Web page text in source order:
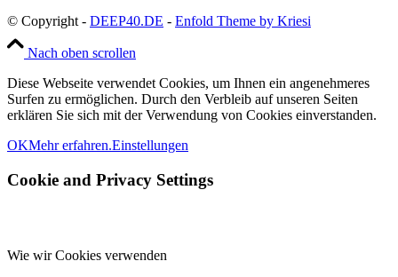
© Copyright - DEEP40.DE - Enfold Theme by Kriesi
Nach oben scrollen
Diese Webseite verwendet Cookies, um Ihnen ein angenehmeres
Surfen zu ermöglichen. Durch den Verbleib auf unseren Seiten
erklären Sie sich mit der Verwendung von Cookies einverstanden.
OKMehr erfahren.Einstellungen
Cookie and Privacy Settings
Wie wir Cookies verwenden